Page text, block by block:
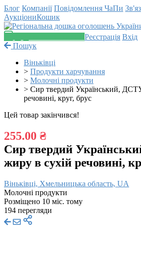
Блог Компанії Повідомлення ЧаПи
АукціониКошик
Реєстрація Вхід
Пошук
Віньківці
> Продукти харчування
> Молочні продукти
> Сир твердий Український,
речовині, круг, брус
Цей товар закінчився!
255.00 ₴
Сир твердий
жиру в сухій речовині,
Віньківці, Хмельницька область, UA
Молочні продукти
Розміщено 10 міс. тому
194 перегляди